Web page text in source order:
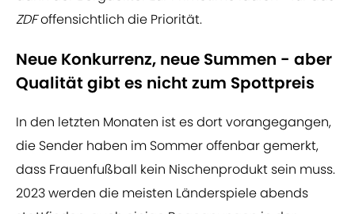
ZDFoffensichtlich die Priorität.
Neue Konkurrenz, neue Summen - aber
Qualität gibt es nicht zum Spottpreis
In den letzten Monaten ist es dort vorangegangen,
die Sender haben im Sommer offenbar gemerkt,
dass Frauenfußball kein Nischenprodukt sein muss.
2023 werden die meisten Länderspiele abends